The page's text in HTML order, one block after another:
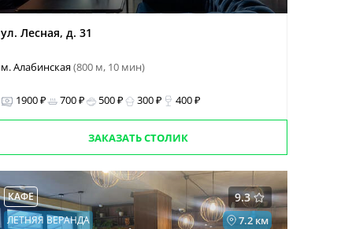
ул. Лесная, д. 31
м. Алабинская(800 м, 10 мин)
1900 ₽ 700 ₽ 500 ₽ 300 ₽ 400 ₽
ЗАКАЗАТЬ СТОЛИК
9.3
КАФЕ
7.2 км
ЛЕТНЯЯ ВЕРАНДА